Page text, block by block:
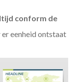
conform de
er eenheid ontstaat